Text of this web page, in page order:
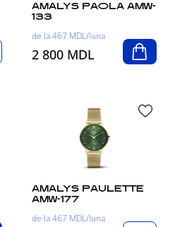
AMALYS PAOLA AMW-
133
de la 467 MDL/luna
2 800 MDL
AMALYS PAULETTE
AMW-177
de la 467 MDL/luna